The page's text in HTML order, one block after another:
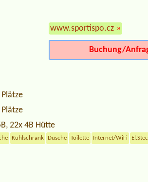
www.sportispo.cz »
Buchung/
22x 4B Hütte
Kühlschrank Dusche Toilette Internet/WiFi